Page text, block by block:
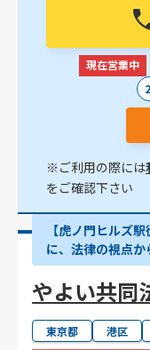
現在営業中
※ご利用の際には
をご確認下さい
【虎ノ門ヒルズ
に、法律の視点
やよい共同
東京都 港区